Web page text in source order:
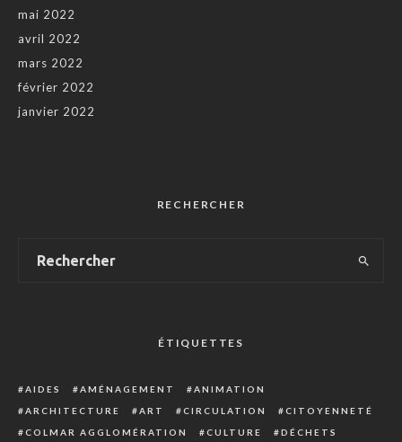
mai 2022
avril 2022
mars 2022
février 2022
janvier 2022
RECHERCHER
ÉTIQUETTES
AIDES AMÉNAGEMENT
ANIMATION
ARCHITECTURE
ART CIRCULATION
CITOYENNETÉ
COLMAR AGGLOMÉRATION
CULTURE
DÉCHETS